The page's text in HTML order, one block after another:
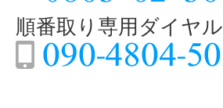
順番取り専用ダイヤル